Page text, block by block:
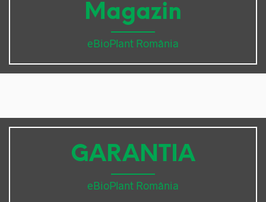
Magazin
eBioPlant România
GARANTIA
eBioPlant România